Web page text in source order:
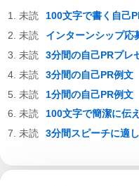
100文字で書く自己
インターンシップ応
3分間の自己PRプレ
3分間の自己PR例文
1分間の自己PR例文
100文字で簡潔に伝
3分間スピーチに適